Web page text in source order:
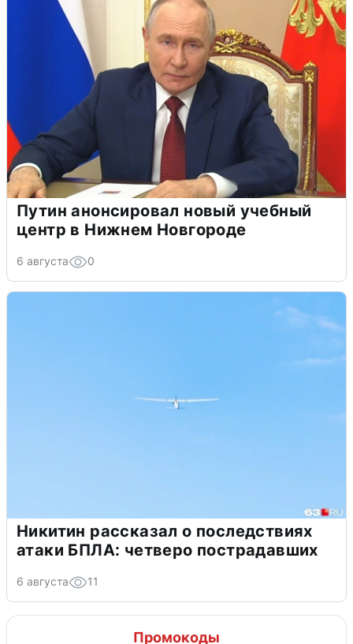
Путин анонсировал новый учебный
центр в Нижнем Новгороде
6 августа 0
Никитин рассказал о последствиях
атаки БПЛА: четверо пострадавших
6 августа 11
Промокоды